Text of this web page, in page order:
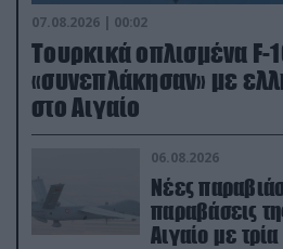
07.08.2026 | 00:02
Τουρκικά οπλισμένα F-
«συνεπλάκησαν» με
στο Αιγαίο
06.08.2026
Νέες
παραβάσεις
Αιγαίο με τρία